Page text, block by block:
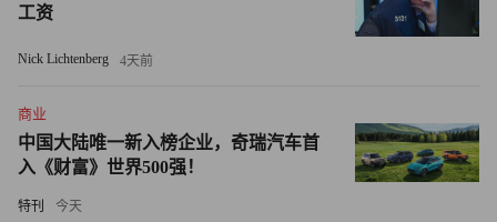
“AlphaFold发布几年后，我们看到针对以前尚未解析的蛋白
质的研究大幅增加。”希尔说。“这种现象在技术变革中很常
以开展各种以前做不到的新任务。”
一个又一个瓶颈
创建复杂蛋白质结构的炫酷三维图像，并不是蛋白质折叠挑
工资
Nick Lichtenberg 4天前
商业
中国大陆唯一新入榜企业，奇瑞汽车首
入《财富》世界500强！
特刊 今天